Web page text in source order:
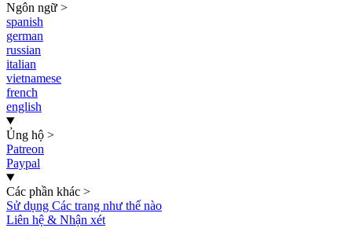
Ngôn ngữ >
spanish
german
russian
italian
vietnamese
french
english
Ủng hộ >
Patreon
Paypal
Các phần khác >
Sử dụng Các trang như thế nào
Liên hệ & Nhận xét